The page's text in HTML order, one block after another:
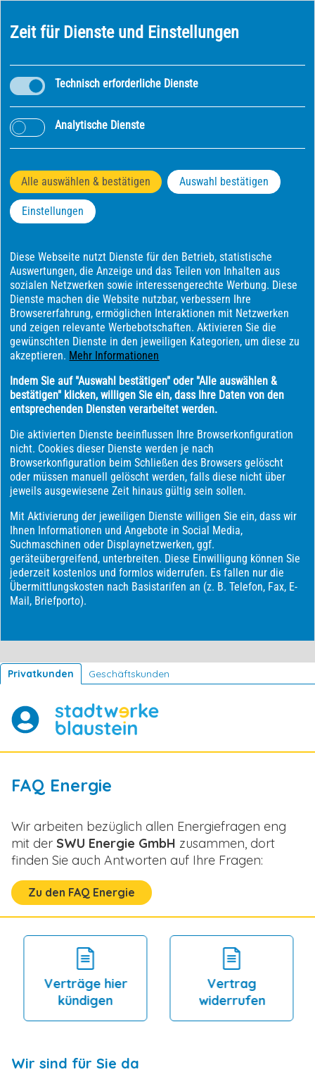
Privatkunden Geschäftskunden
FAQ Energie
Wir arbeiten bezüglich allen Energiefragen eng
mit der SWU Energie GmbH zusammen, dort
finden Sie auch Antworten auf Ihre Fragen:
Zu den FAQ Energie
Verträge hier
kündigen
Vertrag
widerrufen
Wir sind für Sie da